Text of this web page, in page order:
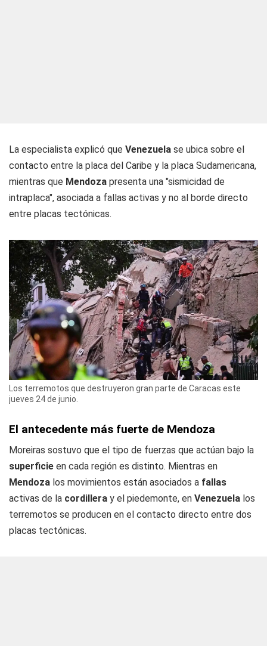
La especialista explicó que Venezuela se ubica sobre el
contacto entre la placa del Caribe y la placa Sudamericana,
mientras que Mendoza presenta una "sismicidad de
intraplaca", asociada a fallas activas y no al borde directo
entre placas tectónicas.
Los terremotos que destruyeron gran parte de Caracas este
jueves 24 de junio.
El antecedente más fuerte de Mendoza
Moreiras sostuvo que el tipo de fuerzas que actúan bajo la
superficie en cada región es distinto. Mientras en
Mendoza los movimientos están asociados a fallas
activas de la cordillera y el piedemonte, en Venezuela los
terremotos se producen en el contacto directo entre dos
placas tectónicas.